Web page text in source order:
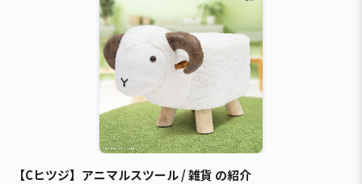
【Cヒツジ】アニマルスツール / 雑貨 の紹介